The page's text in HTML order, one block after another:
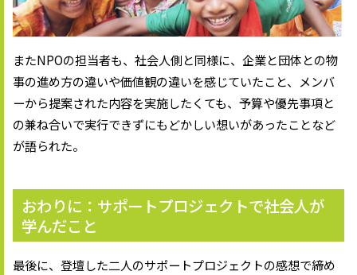
またNPOの担当者も、社会人側と同様に、企業と団体との物
事の進め方の違いや価値観の違いを感じていたこと、メンバ
ーから提案された内容を実施したくても、予算や優先事項と
の兼ね合いで実行できずにもどかしい想いがあったことなど
が語られた。
おわりに：サポートプロジェクトで社会人が
学んだこと
最後に、登壇した二人のサポートプロジェクトの感想で締め